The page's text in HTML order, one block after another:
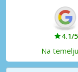
4.1/5
Na temelju